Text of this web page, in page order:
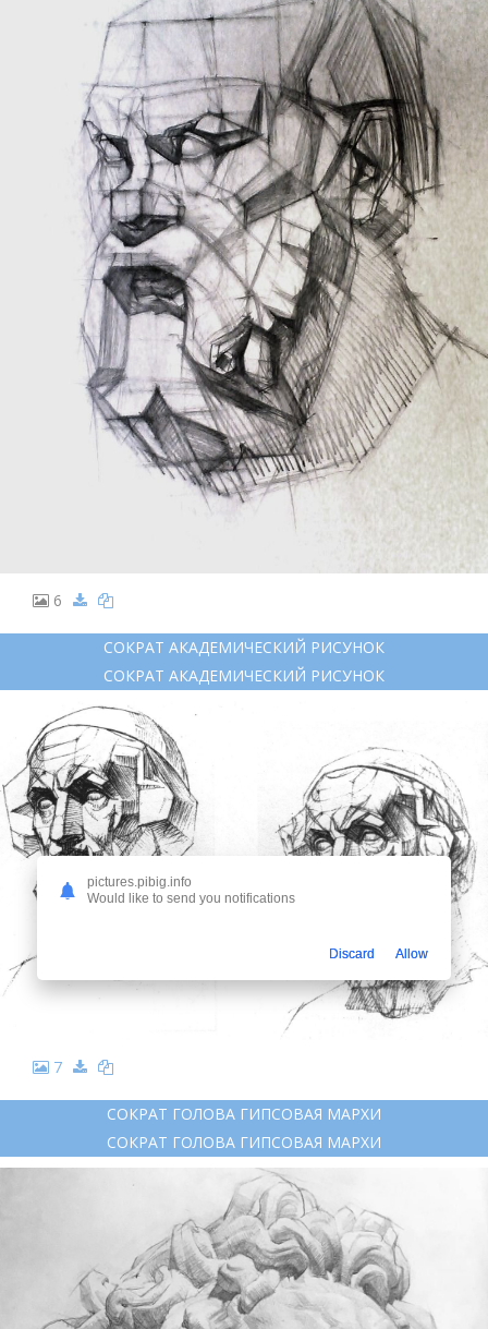
6
СОКРАТ АКАДЕМИЧЕСКИЙ РИСУНОК
СОКРАТ АКАДЕМИЧЕСКИЙ РИСУНОК
7
СОКРАТ ГОЛОВА ГИПСОВАЯ МАРХИ
СОКРАТ ГОЛОВА ГИПСОВАЯ МАРХИ
pictures.pibig.info
Would like to send you notifications
Discard Allow